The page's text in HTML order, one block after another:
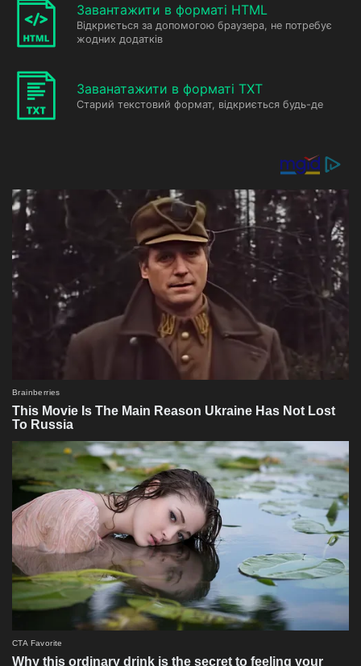
Завантажити в форматі HTML
Відкриється за допомогою браузера, не потребує
жодних додатків
Заванатажити в форматі TXT
Старий текстовий формат, відкриється будь-де